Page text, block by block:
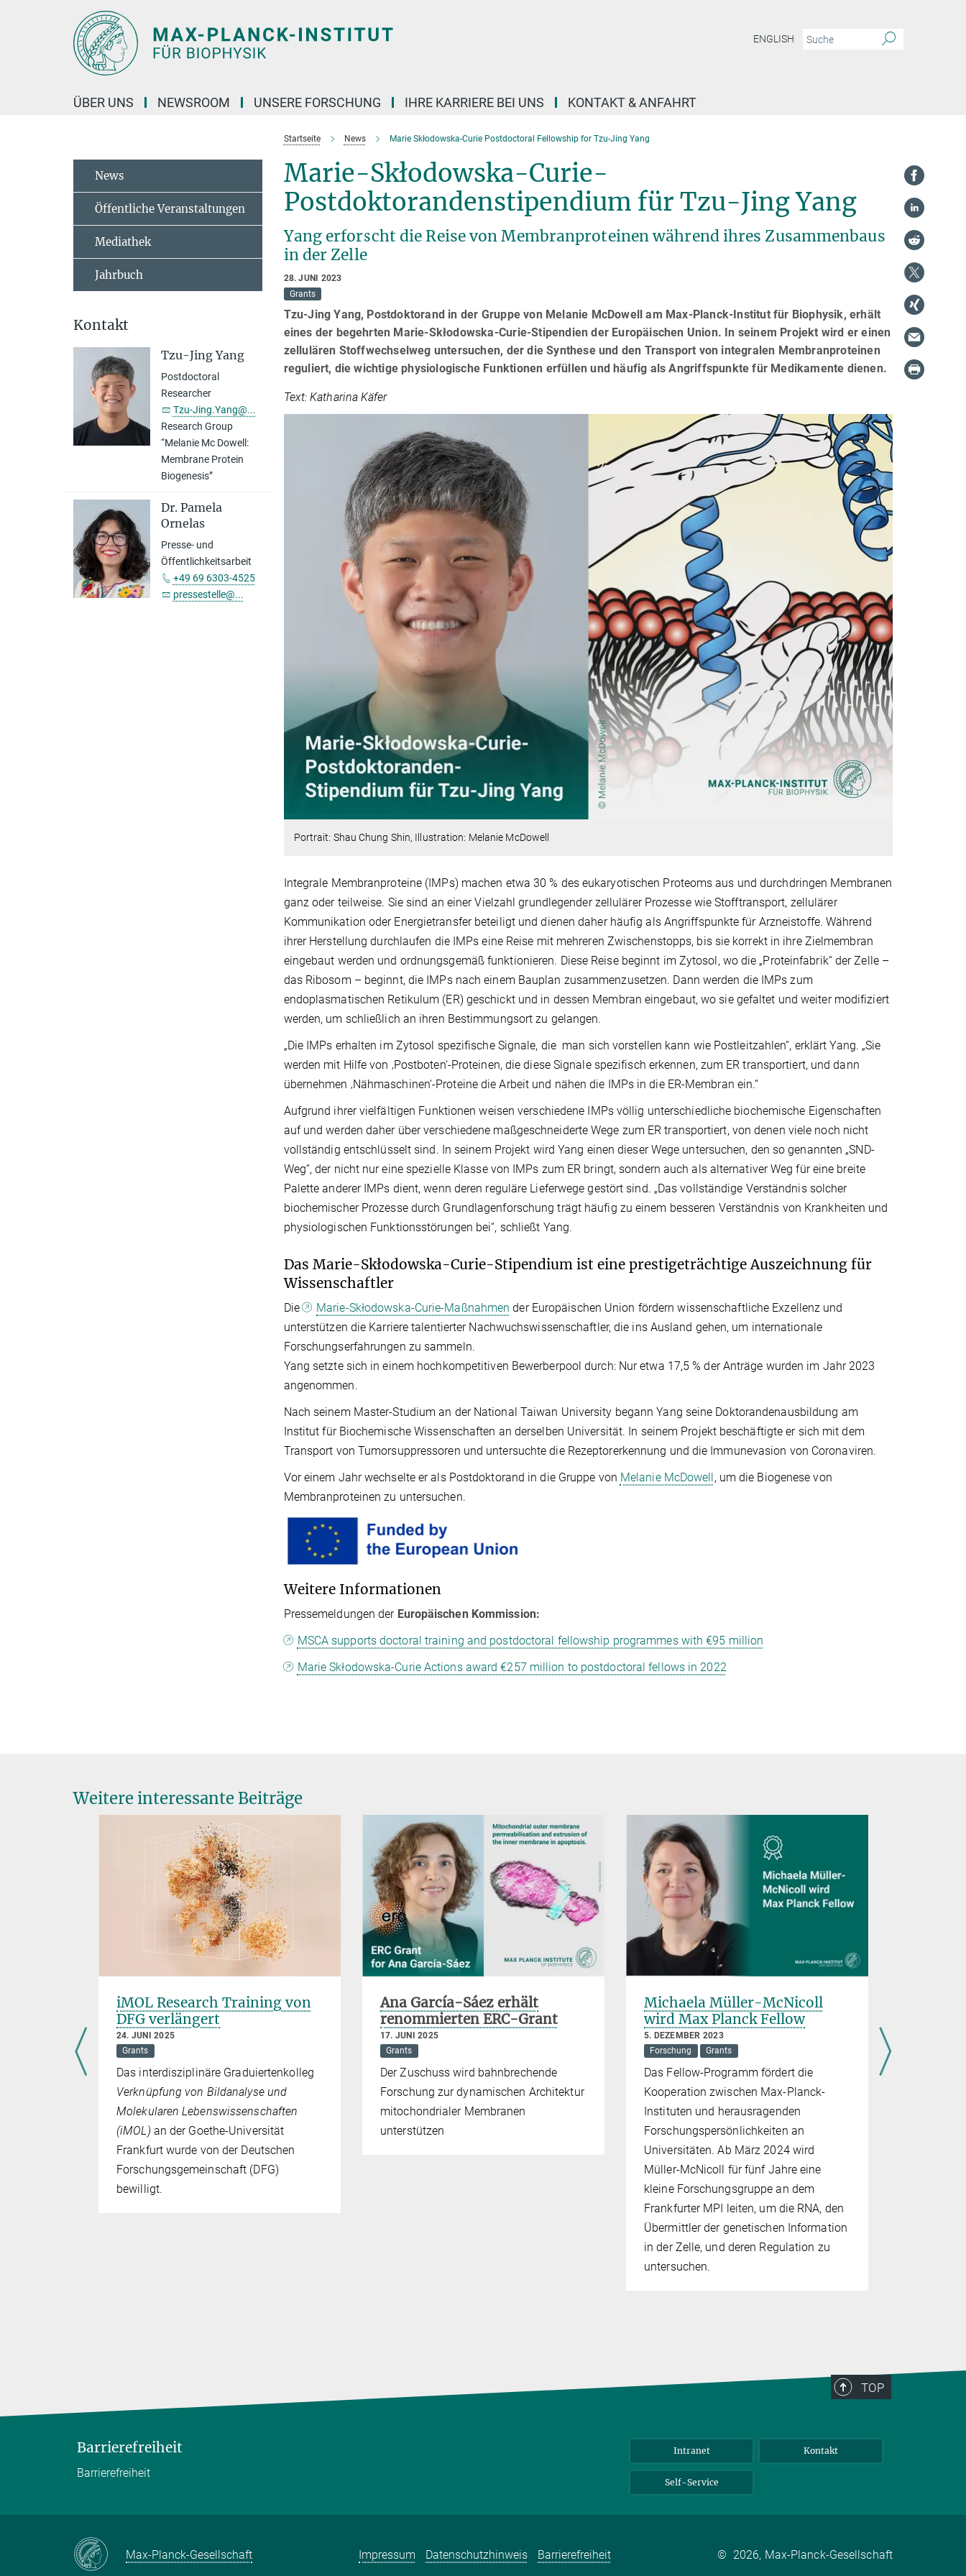
ENGLISH
ÜBER UNS NEWSROOM UNSERE FORSCHUNG IHRE KARRIERE BEI UNS KONTAKT & ANFAHRT
Startseite News Marie Skłodowska-Curie Postdoctoral Fellowship for Tzu-Jing Yang
Marie-Skłodowska-Curie-
Postdoktorandenstipendium für Tzu-Jing Yang
Yang erforscht die Reise von Membranproteinen während ihres Zusammenbaus
in der Zelle
28. JUNI 2023
Grants
Tzu-Jing Yang, Postdoktorand in der Gruppe von Melanie McDowell am Max-Planck-Institut für Biophysik, erhält
eines der begehrten Marie-Skłodowska-Curie-Stipendien der Europäischen Union. In seinem Projekt wird er einen
zellulären Stoffwechselweg untersuchen, der die Synthese und den Transport von integralen Membranproteinen
reguliert, die wichtige physiologische Funktionen erfüllen und häufig als Angriffspunkte für Medikamente dienen.
Text: Katharina Käfer
Portrait: Shau Chung Shin, Illustration: Melanie McDowell
Integrale Membranproteine (IMPs) machen etwa 30 % des eukaryotischen Proteoms aus und durchdringen Membranen
ganz oder teilweise. Sie sind an einer Vielzahl grundlegender zellulärer Prozesse wie Stofftransport, zellulärer
Kommunikation oder Energietransfer beteiligt und dienen daher häufig als Angriffspunkte für Arzneistoffe. Während
ihrer Herstellung durchlaufen die IMPs eine Reise mit mehreren Zwischenstopps, bis sie korrekt in ihre Zielmembran
eingebaut werden und ordnungsgemäß funktionieren. Diese Reise beginnt im Zytosol, wo die „Proteinfabrik“ der Zelle –
das Ribosom – beginnt, die IMPs nach einem Bauplan zusammenzusetzen. Dann werden die IMPs zum
endoplasmatischen Retikulum (ER) geschickt und in dessen Membran eingebaut, wo sie gefaltet und weiter modifiziert
werden, um schließlich an ihren Bestimmungsort zu gelangen.
„Die IMPs erhalten im Zytosol spezifische Signale, die man sich vorstellen kann wie Postleitzahlen“, erklärt Yang. „Sie
werden mit Hilfe von ‚Postboten‘-Proteinen, die diese Signale spezifisch erkennen, zum ER transportiert, und dann
übernehmen ‚Nähmaschinen‘-Proteine die Arbeit und nähen die IMPs in die ER-Membran ein.“
Aufgrund ihrer vielfältigen Funktionen weisen verschiedene IMPs völlig unterschiedliche biochemische Eigenschaften
auf und werden daher über verschiedene maßgeschneiderte Wege zum ER transportiert, von denen viele noch nicht
vollständig entschlüsselt sind. In seinem Projekt wird Yang einen dieser Wege untersuchen, den so genannten „SND-
Weg“, der nicht nur eine spezielle Klasse von IMPs zum ER bringt, sondern auch als alternativer Weg für eine breite
Palette anderer IMPs dient, wenn deren reguläre Lieferwege gestört sind. „Das vollständige Verständnis solcher
biochemischer Prozesse durch Grundlagenforschung trägt häufig zu einem besseren Verständnis von Krankheiten und
physiologischen Funktionsstörungen bei“, schließt Yang.
Das Marie-Skłodowska-Curie-Stipendium ist eine prestigeträchtige Auszeichnung für
Wissenschaftler
Die Marie-Skłodowska-Curie-Maßnahmen der Europäischen Union fördern wissenschaftliche Exzellenz und
unterstützen die Karriere talentierter Nachwuchswissenschaftler, die ins Ausland gehen, um internationale
Forschungserfahrungen zu sammeln.
Yang setzte sich in einem hochkompetitiven Bewerberpool durch: Nur etwa 17,5 % der Anträge wurden im Jahr 2023
angenommen.
Nach seinem Master-Studium an der National Taiwan University begann Yang seine Doktorandenausbildung am
Institut für Biochemische Wissenschaften an derselben Universität. In seinem Projekt beschäftigte er sich mit dem
Transport von Tumorsuppressoren und untersuchte die Rezeptorerkennung und die Immunevasion von Coronaviren.
Vor einem Jahr wechselte er als Postdoktorand in die Gruppe von Melanie McDowell , um die Biogenese von
Membranproteinen zu untersuchen.
Weitere Informationen
Pressemeldungen der Europäischen Kommission:
MSCA supports doctoral training and postdoctoral fellowship programmes with €95 million
Marie Skłodowska-Curie Actions award €257 million to postdoctoral fellows in 2022
News
Öffentliche Veranstaltungen
Mediathek
Jahrbuch
Kontakt
Tzu-Jing Yang
Postdoctoral
Researcher
Tzu-Jing.Yang@...
Research Group
“Melanie Mc Dowell:
Membrane Protein
Biogenesis”
Dr. Pamela
Ornelas
Presse- und
Öffentlichkeitsarbeit
+49 69 6303-4525
pressestelle@...
Weitere interessante Beiträge
iMOL Research Training von
DFG verlängert
24. JUNI 2025
Grants
Das interdisziplinäre Graduiertenkolleg
Verknüpfung von Bildanalyse und
Molekularen Lebenswissenschaften
(iMOL) an der Goethe-Universität
Frankfurt wurde von der Deutschen
Forschungsgemeinschaft (DFG)
bewilligt.
Ana García-Sáez erhält
renommierten ERC-Grant
17. JUNI 2025
Grants
Der Zuschuss wird bahnbrechende
Forschung zur dynamischen Architektur
mitochondrialer Membranen
unterstützen
Michaela Müller-McNicoll
wird Max Planck Fellow
5. DEZEMBER 2023
Forschung
Grants
Das Fellow-Programm fördert die
Kooperation zwischen Max-Planck-
Instituten und herausragenden
Forschungspersönlichkeiten an
Universitäten. Ab März 2024 wird
Müller-McNicoll für fünf Jahre eine
kleine Forschungsgruppe an dem
Frankfurter MPI leiten, um die RNA, den
Übermittler der genetischen Information
in der Zelle, und deren Regulation zu
untersuchen.
TOP
Barrierefreiheit
Barrierefreiheit
Intranet Kontakt
Self-Service
Max-Planck-Gesellschaft Impressum Datenschutzhinweis Barrierefreiheit © 2026, Max-Planck-Gesellschaft